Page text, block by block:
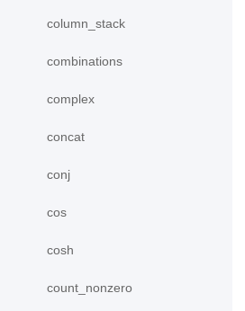
column_stack
combinations
complex
concat
conj
cos
cosh
count_nonzero